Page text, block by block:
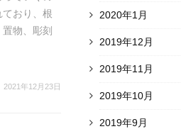
おり、根
物、彫刻
2021年12月23日
2020年1月
2019年12月
2019年11月
2019年10月
2019年9月